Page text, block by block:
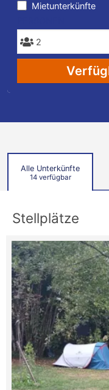
Mietunterkünfte
Alle Unterkünfte
14 verfügbar
Stellplätze